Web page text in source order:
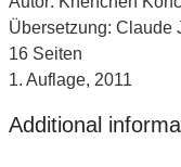
Übersetzung: Claude
16 Seiten
1. Auflage, 2011
Additional